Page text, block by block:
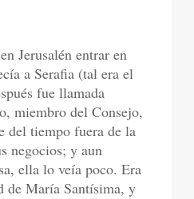
Jerusalén entrar en
a Serafia (tal era el
fue llamada
miembro del Consejo,
del tiempo fuera de la
negocios; y aun
ella lo veía poco. Era
de María Santísima, y